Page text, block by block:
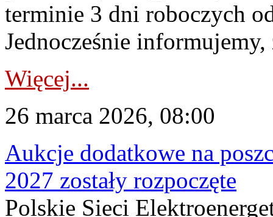
terminie 3 dni roboczych
Jednocześnie informujemy,
Więcej...
26 marca 2026, 08:00
Aukcje dodatkowe na
2027 zostały rozpoczęte
Polskie Sieci